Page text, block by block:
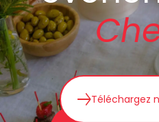
Téléchargez